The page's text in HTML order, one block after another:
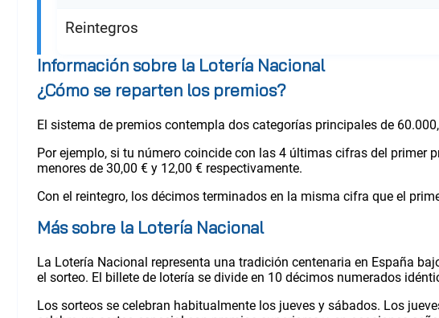
Reintegros
Información sobre la Lotería Nacional
¿Cómo se reparten los premios?
El sistema de premios contempla dos categorías principales de
Por ejemplo, si tu número coincide con las 4 últimas cifras del primer
menores de 30,00 € y 12,00 € respectivamente.
Con el reintegro, los décimos terminados en la misma cifra que el
Más sobre la Lotería Nacional
La Lotería Nacional representa una tradición centenaria en España
el sorteo. El billete de lotería se divide en 10 décimos numerados
Los sorteos se celebran habitualmente los jueves y sábados. Los